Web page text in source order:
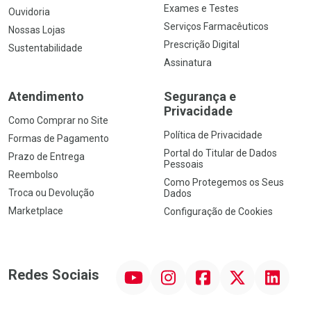
Ouvidoria
Nossas Lojas
Sustentabilidade
Exames e Testes
Serviços Farmacêuticos
Prescrição Digital
Assinatura
Atendimento
Como Comprar no Site
Formas de Pagamento
Prazo de Entrega
Reembolso
Troca ou Devolução
Marketplace
Segurança e
Privacidade
Política de Privacidade
Portal do Titular de Dados
Pessoais
Como Protegemos os Seus
Dados
Configuração de Cookies
Redes Sociais InstagramFacebookTwitter Linkedin